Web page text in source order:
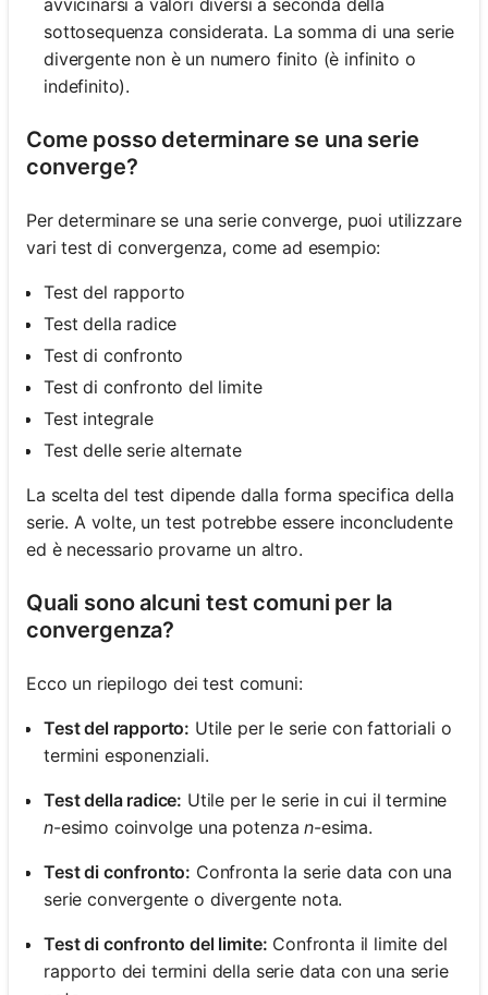
la Tua
sottosequenza considerata. La somma di una serie
divergente non è un numero finito (è infinito o
indefinito).
Come posso determinare se una serie
converge?
Per determinare se una serie converge, puoi utilizzare
vari test di convergenza, come ad esempio:
Test del rapporto
Test della radice
Test di confronto
Test di confronto del limite
Test integrale
Test delle serie alternate
La scelta del test dipende dalla forma specifica della
serie. A volte, un test potrebbe essere inconcludente
ed è necessario provarne un altro.
Quali sono alcuni test comuni per la
convergenza?
Ecco un riepilogo dei test comuni:
Test del rapporto: Utile per le serie con fattoriali o
termini esponenziali.
Test della radice: Utile per le serie in cui il termine
n-esimo coinvolge una potenzan-esima.
Test di confronto: Confronta la serie data con una
serie convergente o divergente nota.
Test di confronto del limite: Confronta il limite del
rapporto dei termini della serie data con una serie